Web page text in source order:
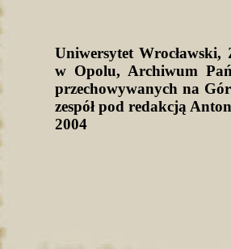
Uniwersytet
w Opolu, Archiwum
przechowywanych na
zespół pod redakcją
2004